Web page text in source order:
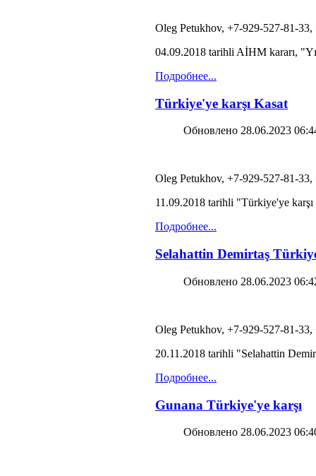
Oleg Petukhov, +7-929-527-81-
04.09.2018 tarihli AİHM kararı,
Подробнее...
Türkiye'ye karşı Kasat
Обновлено 28.06.2023
Oleg Petukhov, +7-929-527-81-
11.09.2018 tarihli "Türkiye'ye
Подробнее...
Selahattin Demirtaş
Обновлено 28.06.2023
Oleg Petukhov, +7-929-527-81-
20.11.2018 tarihli "Selahattin
Подробнее...
Gunana Türkiye'ye karşı
Обновлено 28.06.2023